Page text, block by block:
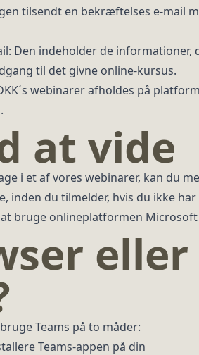
tilsendt en bekræftelses e-mail
Den indeholder de informationer,
til det givne online-kursus.
webinarer afholdes på
at vide
i et af vores webinarer, kan du
inden du tilmelder, hvis du ikke har
bruge onlineplatformen Microsoft
eller
Teams på to måder:
Teams-appen på din